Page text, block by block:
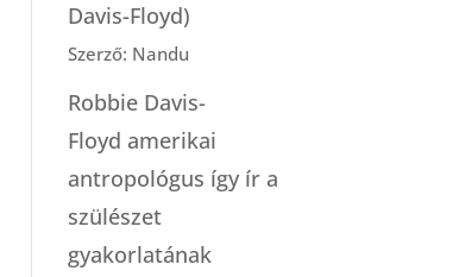
Davis-Floyd)
Szerző: Nandu
Robbie Davis-
Floyd amerikai
antropológus így ír a
szülészet
gyakorlatának